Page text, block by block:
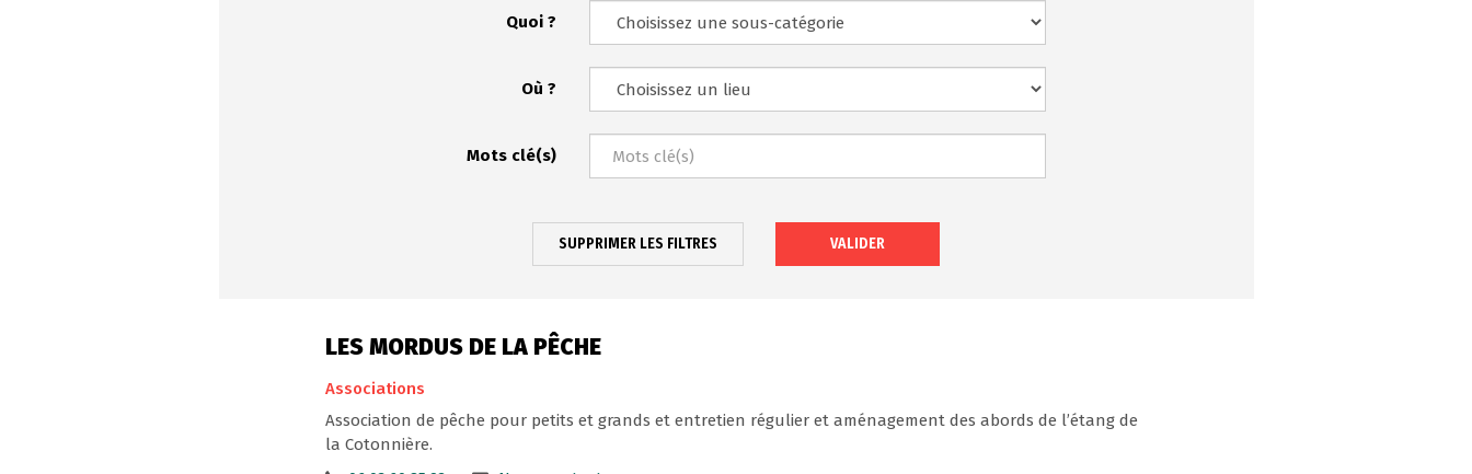
Quoi ?
Où ?
Mots clé(s)
SUPPRIMER LES FILTRES VALIDER
LES MORDUS DE LA PÊCHE
Associations
Association de pêche pour petits et grands et entretien régulier et aménagement des abords de l’étang de
la Cotonnière.